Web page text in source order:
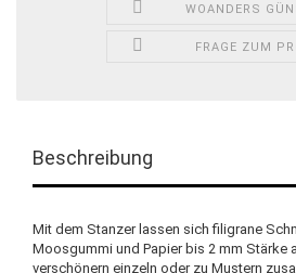
WOANDERS
FRAGE ZUM
Beschreibung
Mit dem Stanzer lassen sich filigrane
Moosgummi und Papier bis 2 mm Stärke
verschönern einzeln oder zu Mustern